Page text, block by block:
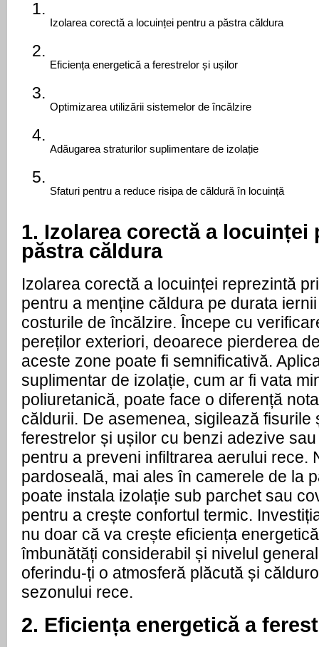
Izolarea corectă a locuinței pentru a păstra căldura
Eficiența energetică a ferestrelor și ușilor
Optimizarea utilizării sistemelor de încălzire
Adăugarea straturilor suplimentare de izolație
Sfaturi pentru a reduce risipa de căldură în locuință
1. Izolarea corectă a locuinței
păstra căldura
Izolarea corectă a locuinței reprezintă
pentru a menține căldura pe durata
costurile de încălzire. Începe cu
pereților exteriori, deoarece pierderea
aceste zone poate fi semnificativă.
suplimentar de izolație, cum ar fi vata
poliuretanică, poate face o diferență
căldurii. De asemenea, sigilează fisurile
ferestrelor și ușilor cu benzi adezive
pentru a preveni infiltrarea aerului rece.
pardoseală, mai ales în camerele de la
poate instala izolație sub parchet sau
pentru a crește confortul termic.
nu doar că va crește eficiența
îmbunătăți considerabil și nivelul
oferindu-ți o atmosferă plăcută și
sezonului rece.
2. Eficiența energetică a